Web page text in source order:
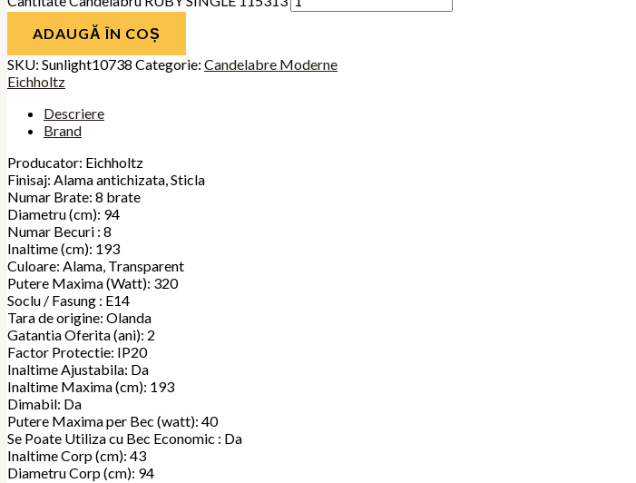
ADAUGĂ ÎN COȘ
SKU: Sunlight10738 Categorie: Candelabre Moderne
Eichholtz
Descriere
Brand
Producator: Eichholtz
Finisaj: Alama antichizata, Sticla
Numar Brate: 8 brate
Diametru (cm): 94
Numar Becuri : 8
Inaltime (cm): 193
Culoare: Alama, Transparent
Putere Maxima (Watt): 320
Soclu / Fasung : E14
Tara de origine: Olanda
Gatantia Oferita (ani): 2
Factor Protectie: IP20
Inaltime Ajustabila: Da
Inaltime Maxima (cm): 193
Dimabil: Da
Putere Maxima per Bec (watt): 40
Se Poate Utiliza cu Bec Economic : Da
Inaltime Corp (cm): 43
Diametru Corp (cm): 94